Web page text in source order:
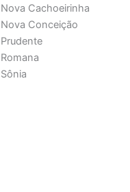
Cachoeirinha
Conceição